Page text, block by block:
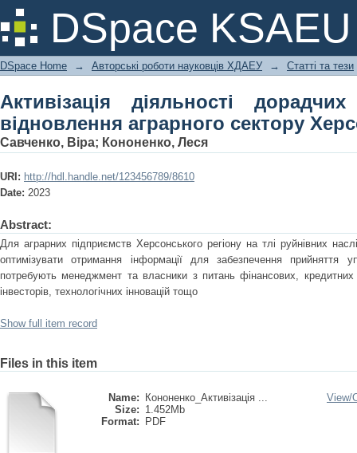
DSpace KSAEU
Активізація діяльності
сектору Херсонського регіону
DSpace Home → Авторські роботи науковців ХДАЕУ → Статті та тези
Активізація діяльності
відновлення аграрного сектору
Савченко, Віра; Кононенко, Леся
URI: http://hdl.handle.net/123456789/8610
Date: 2023
Abstract:
Для аграрних підприємств Херсонського регіону на тлі руйнівних
оптимізувати отримання інформації для забезпечення прийняття
потребують менеджмент та власники з питань фінансових,
інвесторів, технологічних інновацій тощо
Show full item record
Files in this item
Name:
Кононенко_Активізація ...
Size: 1.452Mb
Format:
PDF
View/